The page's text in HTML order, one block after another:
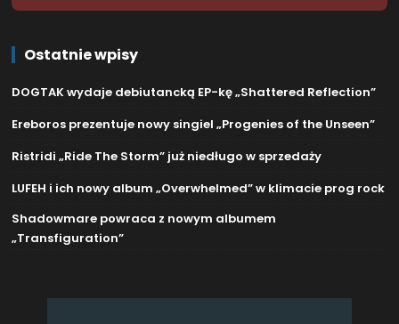
Ostatnie wpisy
DOGTAK wydaje debiutancką EP-kę „Shattered Reflection”
Ereboros prezentuje nowy singiel „Progenies of the Unseen”
Ristridi „Ride The Storm” już niedługo w sprzedaży
LUFEH i ich nowy album „Overwhelmed” w klimacie prog rock
Shadowmare powraca z nowym albumem
„Transfiguration”